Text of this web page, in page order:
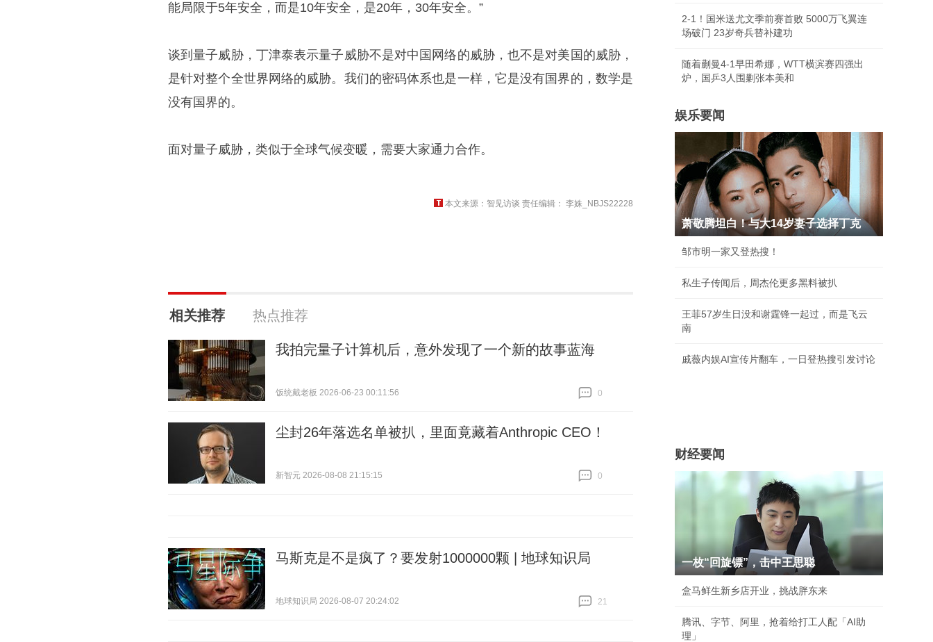
能局限于5年安全，而是10年安全，是20年，30年安全。”
谈到量子威胁，丁津泰表示量子威胁不是对中国网络的威胁，也不是对美国的威胁，
是针对整个全世界网络的威胁。我们的密码体系也是一样，它是没有国界的，数学是
没有国界的。
面对量子威胁，类似于全球气候变暖，需要大家通力合作。
本文来源：智见访谈 责任编辑： 李姝_NBJS22228
相关推荐 热点推荐
我拍完量子计算机后，意外发现了一个新的故事蓝海
饭统戴老板 2026-06-23 00:11:56
0
尘封26年落选名单被扒，里面竟藏着Anthropic CEO！
新智元 2026-08-08 21:15:15
0
马斯克是不是疯了？要发射1000000颗 | 地球知识局
地球知识局 2026-08-07 20:24:02
21
2-1！国米送尤文季前赛首败 5000万飞翼连
场破门 23岁奇兵替补建功
随着蒯曼4-1早田希娜，WTT横滨赛四强出
炉，国乒3人围剿张本美和
娱乐要闻
萧敬腾坦白！与大14岁妻子选择丁克
邹市明一家又登热搜！
私生子传闻后，周杰伦更多黑料被扒
王菲57岁生日没和谢霆锋一起过，而是飞云
南
戚薇内娱AI宣传片翻车，一日登热搜引发讨论
财经要闻
一枚“回旋镖”，击中王思聪
盒马鲜生新乡店开业，挑战胖东来
腾讯、字节、阿里，抢着给打工人配「AI助
理」